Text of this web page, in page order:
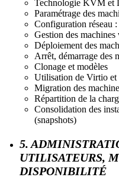
Technologie KVM et
Paramétrage des
Configuration réseau
Gestion des machines
Déploiement des
Arrêt, démarrage des
Clonage et modèles
Utilisation de Virtio et
Migration des
Répartition de la
Consolidation des
(snapshots)
5.
UTILISATEURS,
DISPONIBILITÉ